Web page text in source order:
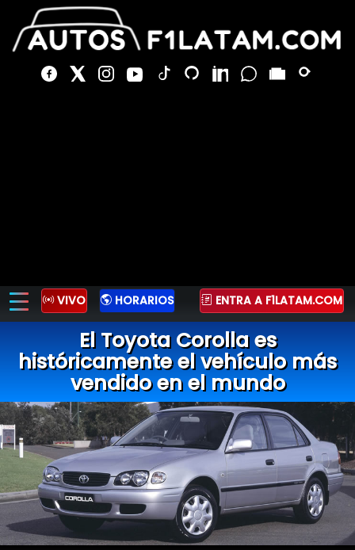
VIVO HORARIOS ENTRA A F1LATAM.COM
El Toyota Corolla es
históricamente el vehículo más
vendido en el mundo